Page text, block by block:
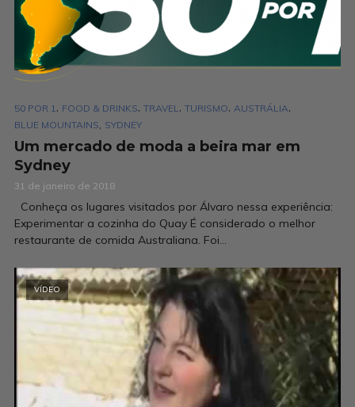
50 POR 1 , FOOD & DRINKS, TRAVEL , TURISMO, AUSTRÁLIA,
BLUE MOUNTAINS, SYDNEY
Um mercado de moda a beira mar em
Sydney
31 de janeiro de 2018
Conheça os lugares visitados por Álvaro nessa experiência:
Experimentar a cozinha do Quay É considerado o melhor
restaurante de comida Australiana. Foi...
VÍDEO